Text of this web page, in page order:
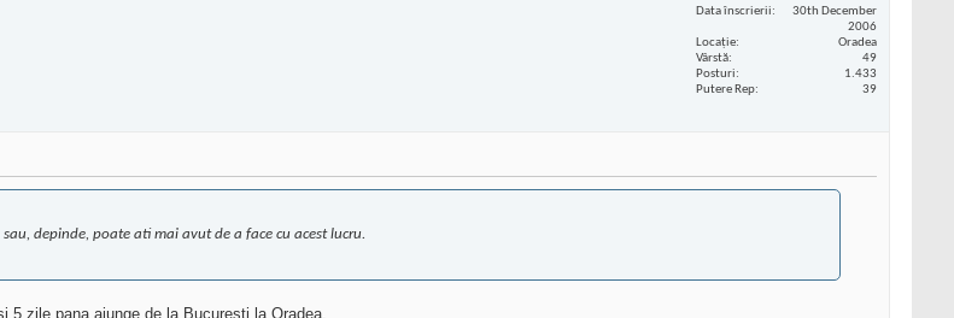
Data înscrierii
30th December
2006
Locaţie
Oradea
Vârstă
49
Posturi
1.433
Putere Rep
39
depinde, poate ati mai avut de a face cu acest lucru.
5 zile pana ajunge de la Bucuresti la Oradea.